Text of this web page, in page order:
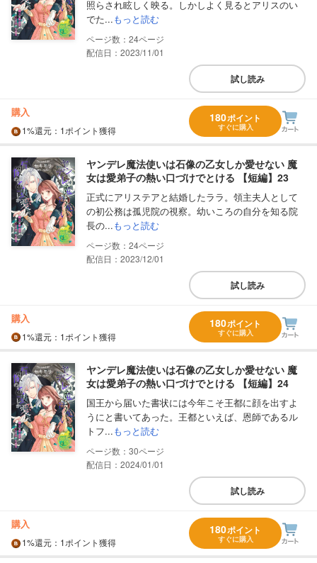
照らされ眩しく映る。しかしよく見るとアリスのい
でた...もっと読む
24
配信日：2023/11/01
試し読み
購入
1%還元 ：1ポイント獲得
180ポイント
すぐに購入
ヤンデレ魔法使いは石像の乙女しか愛せない 魔
女は愛弟子の熱い口づけでとける 【短編】23
正式にアリステアと結婚したララ。領主夫人として
の初公務は孤児院の視察。幼いころの自分を知る院
長の...もっと読む
24
配信日：2023/12/01
試し読み
購入
1%還元 ：1ポイント獲得
180ポイント
すぐに購入
ヤンデレ魔法使いは石像の乙女しか愛せない 魔
女は愛弟子の熱い口づけでとける 【短編】24
国王から届いた書状には今年こそ王都に顔を出すよ
うにと書いてあった。王都といえば、恩師であるル
トフ...もっと読む
30
配信日：2024/01/01
試し読み
購入
1%還元 ：1ポイント獲得
180ポイント
すぐに購入